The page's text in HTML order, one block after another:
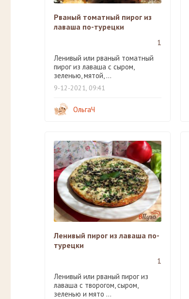
Рваный томатный пирог из
лаваша по-турецки
1
Ленивый или рваный томатный
пирог из лаваша с сыром,
зеленью, мятой, ...
9-12-2021, 09:41
ОльгаЧ
Ленивый пирог из лаваша по-
турецки
1
Ленивый или рваный пирог из
лаваша с творогом, сыром,
зеленью и мято ...